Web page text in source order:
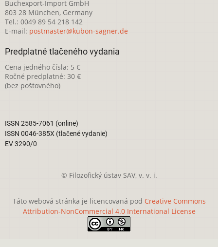
Buchexport-Import GmbH
803 28 München, Germany
Tel.: 0049 89 54 218 142
E-mail: postmaster@kubon-sagner.de
Predplatné tlačeného vydania
Cena jedného čísla: 5 €
Ročné predplatné: 30 €
(bez poštovného)
ISSN 2585-7061 (online)
ISSN 0046-385X (tlačené vydanie)
EV 3290/0
© Filozofický ústav SAV, v. v. i.
Táto webová stránka je licencovaná pod Creative Commons
Attribution-NonCommercial 4.0 International License